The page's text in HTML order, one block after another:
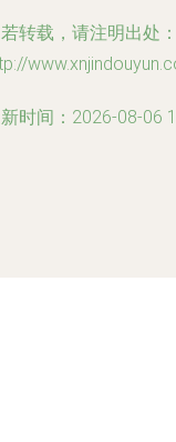
转载，请注明出处：
时间：2026-08-06